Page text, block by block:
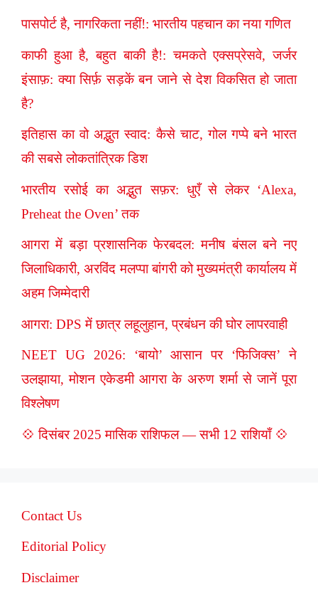
पासपोर्ट है, नागरिकता नहीं!: भारतीय पहचान का नया गणित
काफी हुआ है, बहुत बाकी है!: चमकते एक्सप्रेसवे, जर्जर
इंसाफ़: क्या सिर्फ़ सड़कें बन जाने से देश विकसित हो जाता
है?
इतिहास का वो अद्भुत स्वाद: कैसे चाट, गोल गप्पे बने भारत
की सबसे लोकतांत्रिक डिश
भारतीय रसोई का अद्भुत सफ़र: धुएँ से लेकर ‘Alexa,
Preheat the Oven’ तक
आगरा में बड़ा प्रशासनिक फेरबदल: मनीष बंसल बने नए
जिलाधिकारी, अरविंद मलप्पा बांगरी को मुख्यमंत्री कार्यालय में
अहम जिम्मेदारी
आगरा: DPS में छात्र लहूलुहान, प्रबंधन की घोर लापरवाही
NEET UG 2026: ‘बायो’ आसान पर ‘फिजिक्स’ ने
उलझाया, मोशन एकेडमी आगरा के अरुण शर्मा से जानें पूरा
विश्लेषण
💠 दिसंबर 2025 मासिक राशिफल — सभी 12 राशियाँ 💠
Contact Us
Editorial Policy
Disclaimer